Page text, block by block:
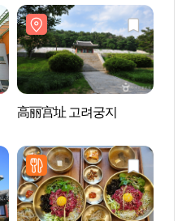
高丽宫址 고려궁지